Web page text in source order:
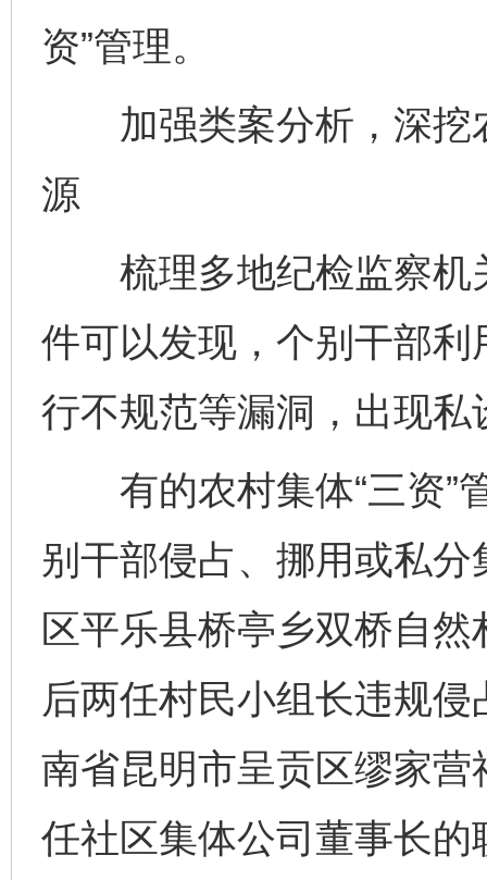
资”管理。
加强类案分析，深挖
源
梳理多地纪检监察机
件可以发现，个别干部利
行不规范等漏洞，出现私
有的农村集体“三资”
别干部侵占、挪用或私
区平乐县桥亭乡双桥自
后两任村民小组长违规
南省昆明市呈贡区缪家
任社区集体公司董事长